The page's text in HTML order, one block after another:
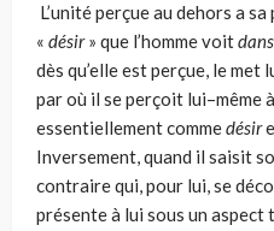
L’unité perçue au dehors a
« désir» que l’homme voit
dès qu’elle est perçue, le met
par où il se perçoit lui–même
essentiellement commedésir
Inversement, quand il saisit
contraire qui, pour lui, se
présente à lui sous un